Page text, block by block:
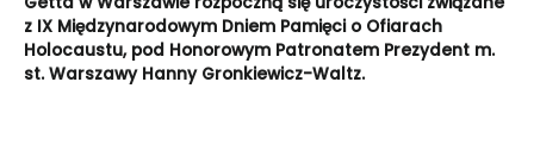
z IX Międzynarodowym Dniem Pamięci o Ofiarach
Holocaustu, pod Honorowym Patronatem Prezydent m.
st. Warszawy Hanny Gronkiewicz-Waltz.